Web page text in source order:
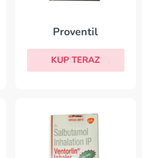
Proventil
KUP TERAZ